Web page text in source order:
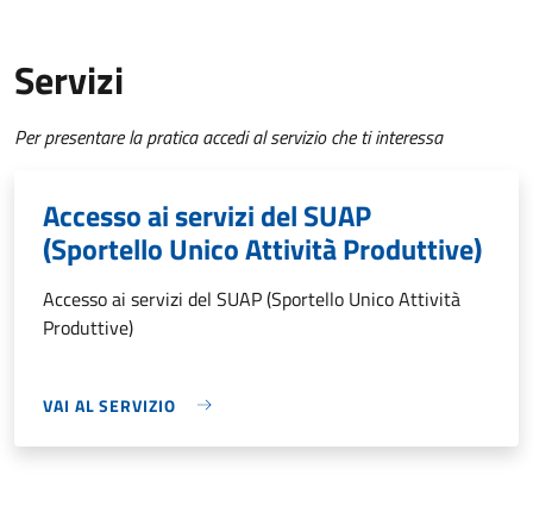
Servizi
Per presentare la pratica accedi al servizio che ti interessa
Accesso ai servizi del SUAP
(Sportello Unico Attività Produttive)
Accesso ai servizi del SUAP (Sportello Unico Attività
Produttive)
VAI AL SERVIZIO